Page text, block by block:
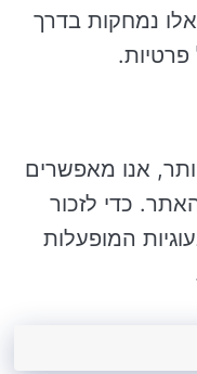
נמחקות בדרך
אנו מאפשרים
כדי לזכור
המופעלות